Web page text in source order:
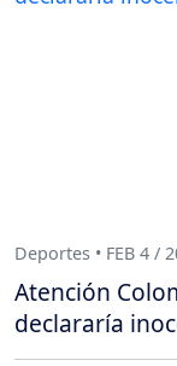
Deportes • FEB 4 /
Atención
declararía